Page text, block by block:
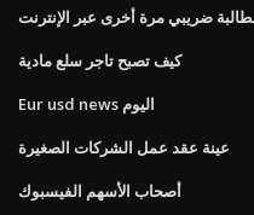
ضريبي مرة أخرى عبر الإنترنت
كيف تصبح تاجر سلع مادية
Eur usd news اليوم
عينة عقد عمل الشركات الصغيرة
أصحاب الأسهم الفيسبوك